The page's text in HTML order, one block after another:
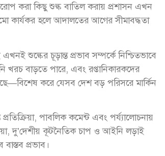
করা কিছু শুল্ক বাতিল করায় প্রশাসন এখন
কার্যকর হলে আদালতের আগের সীমাবদ্ধতা
শুল্কের চূড়ান্ত প্রভাব সম্পর্কে নিশ্চিতভাবে
খরচ বাড়তে পারে, এবং রপ্তানিকারকদের
করে যেসব দেশ বড় পরিসরে মার্কিন
পাবলিক কমেন্ট এবং পর্য্যালোচনায়
দু’দেশীয় কূটনৈতিক চাপ ও আইনি লড়াই
প্রভাব।